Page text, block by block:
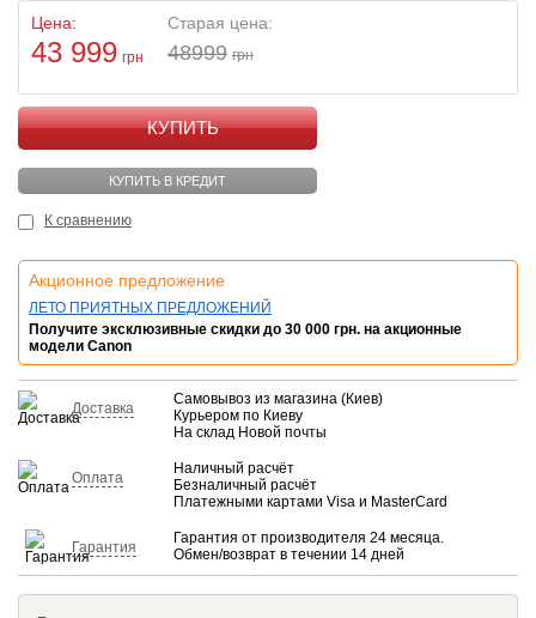
Цена:
43 999 грн
Старая цена:
48999 грн
КУПИТЬ
КУПИТЬ В КРЕДИТ
К сравнению
Акционное предложение
ЛЕТО ПРИЯТНЫХ ПРЕДЛОЖЕНИЙ
Получите эксклюзивные скидки до 30 000 грн. на акционные
модели Canon
Доставка
Самовывоз из магазина (Киев)
Курьером по Киеву
На склад Новой почты
Оплата
Наличный расчёт
Безналичный расчёт
Платежными картами Visa и MasterCard
Гарантия
Гарантия от производителя 24 месяца.
Обмен/возврат в течении 14 дней